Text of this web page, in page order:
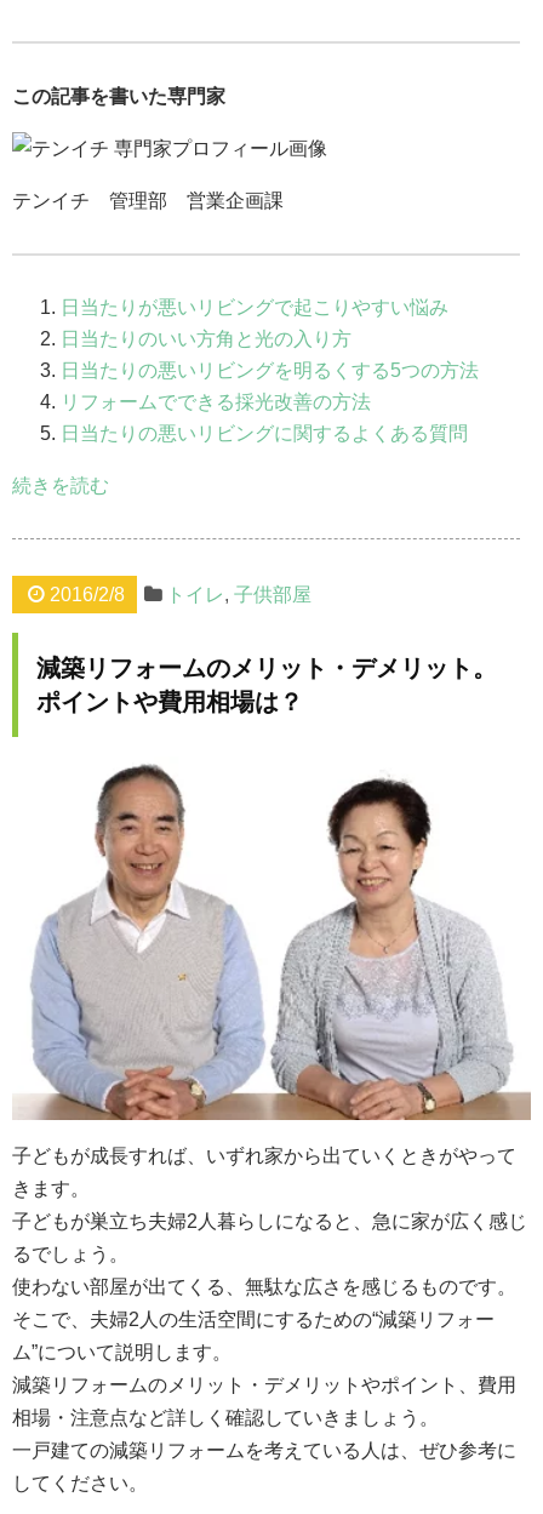
この記事を書いた専門家
テンイチ 管理部 営業企画課
日当たりが悪いリビングで起こりやすい悩み
日当たりのいい方角と光の入り方
日当たりの悪いリビングを明るくする5つの方法
リフォームでできる採光改善の方法
日当たりの悪いリビングに関するよくある質問
続きを読む
2016/2/8 トイレ,子供部屋
減築リフォームのメリット・デメリット。
ポイントや費用相場は？
子どもが成長すれば、いずれ家から出ていくときがやって
きます。
子どもが巣立ち夫婦2人暮らしになると、急に家が広く感じ
るでしょう。
使わない部屋が出てくる、無駄な広さを感じるものです。
そこで、夫婦2人の生活空間にするための“減築リフォー
ム”について説明します。
減築リフォームのメリット・デメリットやポイント、費用
相場・注意点など詳しく確認していきましょう。
一戸建ての減築リフォームを考えている人は、ぜひ参考に
してください。